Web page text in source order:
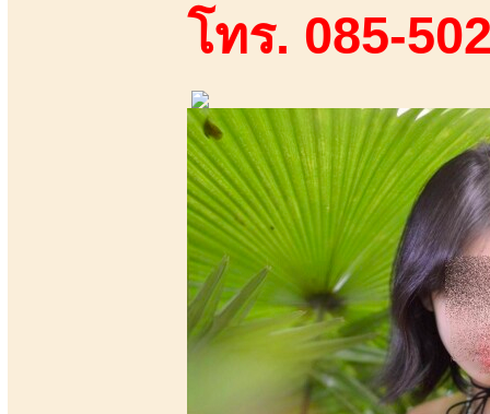
โทร. 085-